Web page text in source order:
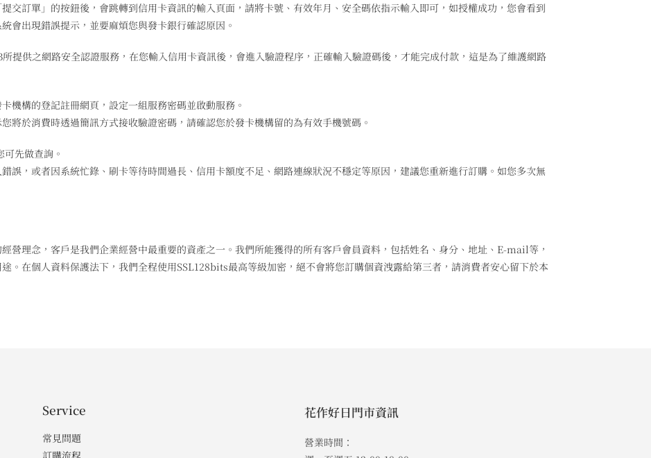
交訂單」的按鈕後，會跳轉到信用卡資訊的輸入頁面，請將卡號、有效年月、安全碼依指示輸入即可，如授權成功，您會看到
會出現錯誤提示，並要麻煩您與發卡銀行確認原因。
提供之網路安全認證服務，在您輸入信用卡資訊後，會進入驗證程序，正確輸入驗證碼後，才能完成付款，這是為了維護網路
機構的登記註冊網頁，設定一組服務密碼並啟動服務。
將於消費時透過簡訊方式接收驗證密碼，請確認您於發卡機構留的為有效手機號碼。
先做查詢。
誤，或者因系統忙錄、刷卡等待時間過長、信用卡額度不足、網路連線狀況不穩定等原因，建議您重新進行訂購。如您多次無
營理念，客戶是我們企業經營中最重要的資產之一。我們所能獲得的所有客戶會員資料，包括姓名、身分、地址、E-mail等，
。在個人資料保護法下，我們全程使用SSL128bits最高等級加密，絕不會將您訂購個資洩露給第三者，請消費者安心留下於本
Service
常見問題
訂購流程
花作好日門市資訊
營業時間：